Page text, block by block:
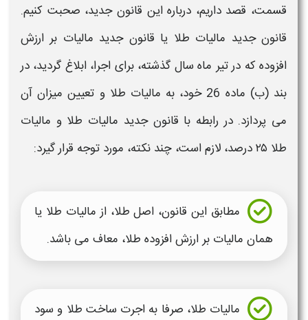
قسمت، قصد داریم، درباره این قانون جدید، صحبت کنیم.
قانون جدید مالیات طلا یا قانون جدید مالیات بر ارزش
افزودهکه در تیر ماهسال گذشته، برای اجرا، ابلاغ گردید، در
بند (ب) ماده 26 خود، به
مالیات طلا و تعیین میزان آن
می پردازد. در رابطه با قانون جدید مالیات طلا و مالیات
طلا ۲۵ درصد
، لازم است، چند نکته، مورد توجه قرار گیرد:
مطابق این قانون، اصل طلا،از مالیات طلا یا
همان مالیات بر ارزش افزوده طلا، معاف می باشد.
مالیات طلا، صرفا به اجرت ساخت طلا و سود